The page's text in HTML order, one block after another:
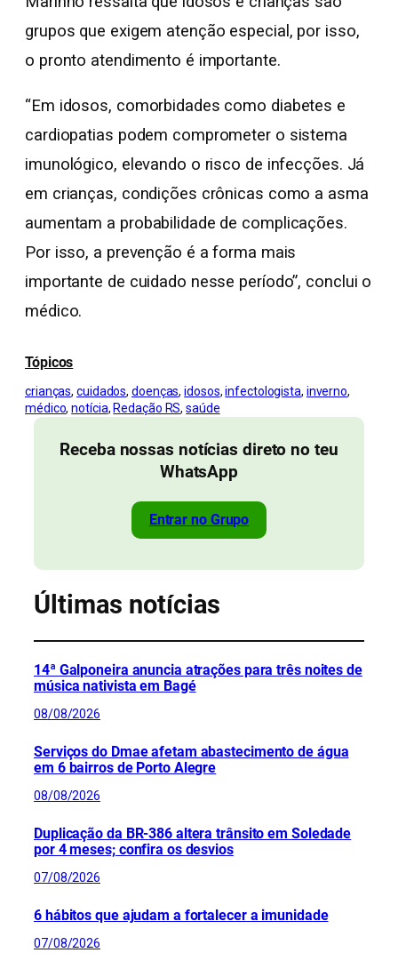
grupos que exigem atenção especial, por isso,
o pronto atendimento é importante.
“Em idosos, comorbidades como diabetes e
cardiopatias podem comprometer o sistema
imunológico, elevando o risco de infecções. Já
em crianças, condições crônicas como a asma
aumentam a probabilidade de complicações.
Por isso, a prevenção é a forma mais
importante de cuidado nesse período”, conclui o
médico.
Tópicos
crianças, cuidados, doenças, idosos, infectologista, inverno
médico, notícia, Redação RS, saúde
Receba nossas notícias direto no teu
WhatsApp
Entrar no Grupo
Últimas notícias
14ª Galponeira anuncia atrações para três noites de
música nativista em Bagé
08/08/2026
Serviços do Dmae afetam abastecimento de água
em 6 bairros de Porto Alegre
08/08/2026
Duplicação da BR-386 altera trânsito em Soledade
por 4 meses; confira os desvios
07/08/2026
6 hábitos que ajudam a fortalecer a imunidade
07/08/2026